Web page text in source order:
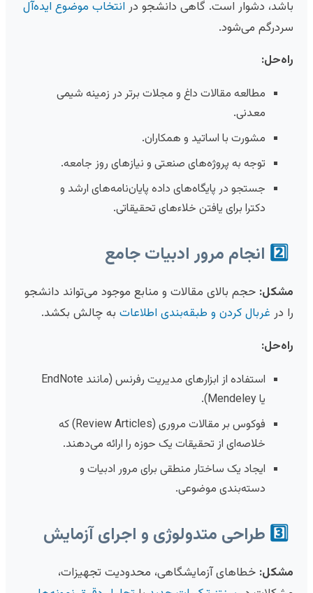
باشد، دشوار است. گاهی دانشجو در انتخاب موضوع ایده‌آل
سردرگم می‌شود.
راه‌حل:
مطالعه مقالات داغ و مجلات برتر در زمینه شیمی
معدنی.
مشورت با اساتید و همکاران.
توجه به پروژه‌های صنعتی و نیازهای روز جامعه.
جستجو در پایگاه‌های داده پایان‌نامه‌های ارشد و
دکترا برای یافتن خلاءهای تحقیقاتی.
2️⃣ انجام مرور ادبیات جامع
مشکل: حجم بالای مقالات و منابع موجود می‌تواند دانشجو
را در غربال کردن و طبقه‌بندی اطلاعات به چالش بکشد.
راه‌حل:
استفاده از ابزارهای مدیریت رفرنس (مانند EndNote
یا Mendeley).
فوکوس بر مقالات مروری (Review Articles) که
خلاصه‌ای از تحقیقات یک حوزه را ارائه می‌دهند.
ایجاد یک ساختار منطقی برای مرور ادبیات و
دسته‌بندی موضوعی.
3️⃣ طراحی متدولوژی و اجرای آزمایش
مشکل: خطاهای آزمایشگاهی، محدودیت تجهیزات،